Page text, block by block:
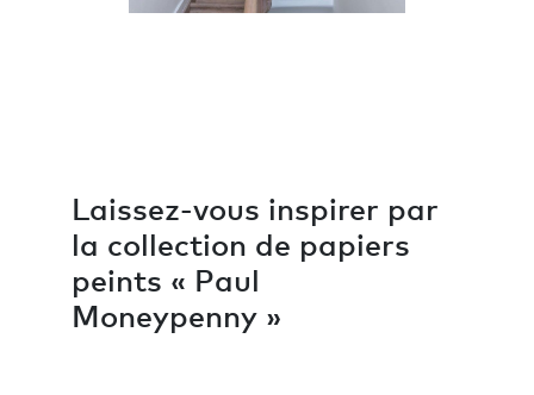
Laissez-vous inspirer par
la collection de papiers
peints « Paul
Moneypenny »